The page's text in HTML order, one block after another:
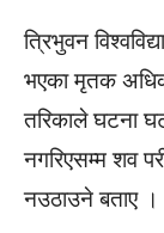
त्रिभुवन
भएका मृतक
तरिकाले घटना
नगरिएसम्म शव
नउठाउने बताए ।